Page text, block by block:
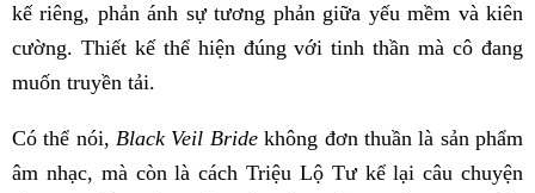
kế riêng, phản ánh sự tương phản giữa yếu mềm và kiên
cường. Thiết kế thể hiện đúng với tinh thần mà cô đang
muốn truyền tải.
Có thể nói,Black Veil Bridekhông đơn thuần là sản phẩm
âm nhạc, mà còn là cách Triệu Lộ Tư kể lại câu chuyện